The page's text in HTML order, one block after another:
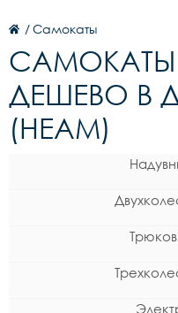
/Самокаты
САМОКАТЫ
ДЕШЕВО В
(HEAM)